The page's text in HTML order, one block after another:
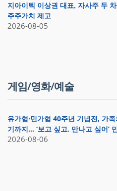
지아이텍 이상권 대표, 자사주 두
주주가치 제고
2026-08-05
게임/영화/예술
유가협·민가협 40주년 기념전, 가
기까지… ‘보고 싶고, 만나고 싶어’
2026-08-06